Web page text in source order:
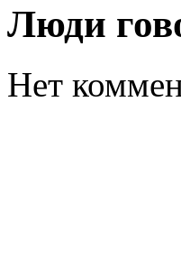
Люди
Нет